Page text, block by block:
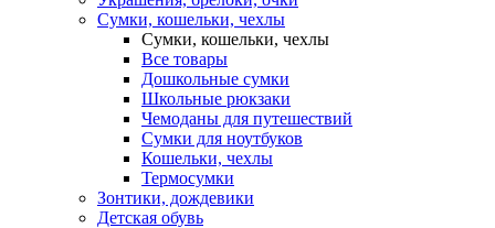
Сумки, кошельки, чехлы
Сумки, кошельки, чехлы
Все товары
Дошкольные сумки
Школьные рюкзаки
Чемоданы для путешествий
Сумки для ноутбуков
Кошельки, чехлы
Термосумки
Зонтики, дождевики
Детская обувь